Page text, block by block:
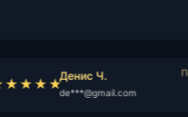
Денис Ч.
de***@gmail.com